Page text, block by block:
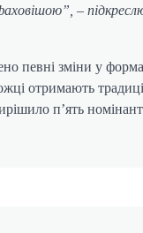
–
певні зміни у
отримають
п’ять